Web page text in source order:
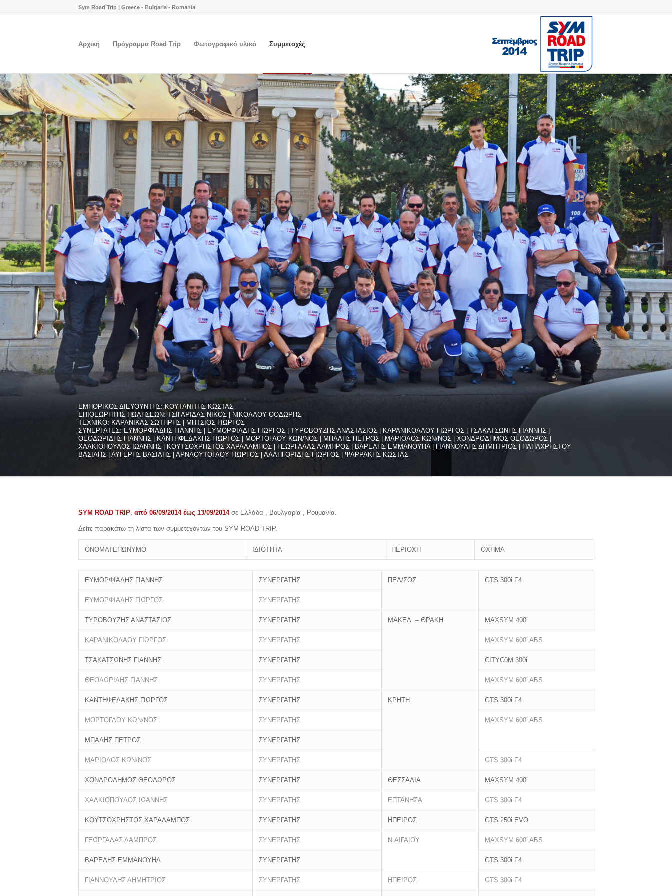
Sym Road Trip | Greece - Bulgaria - Romania
Αρχική Πρόγραμμα Road Trip Φωτογραφικό υλικό Συμμετοχές
ΕΜΠΟΡΙΚΟΣ ΔΙΕΥΘΥΝΤΗΣ: ΚΟΥΤΑΝΙΤΗΣ ΚΩΣΤΑΣ
ΕΠΙΘΕΩΡΗΤΗΣ ΠΩΛΗΣΕΩΝ: ΤΣΙΓΑΡΙΔΑΣ ΝΙΚΟΣ | ΝΙΚΟΛΑΟΥ ΘΟΔΩΡΗΣ
ΤΕΧΝΙΚΟ: ΚΑΡΑΝΙΚΑΣ ΣΩΤΗΡΗΣ | ΜΗΤΣΙΟΣ ΓΙΩΡΓΟΣ
ΣΥΝΕΡΓΑΤEΣ: ΕΥΜΟΡΦΙΑΔΗΣ ΓΙΑΝΝΗΣ | ΕΥΜΟΡΦΙΑΔΗΣ ΓΙΩΡΓΟΣ | ΤΥΡΟΒΟΥΖΗΣ ΑΝΑΣΤΑΣΙΟΣ | ΚΑΡΑΝΙΚΟΛΑΟΥ ΓΙΩΡΓΟΣ | ΤΣΑΚΑΤΣΩΝΗΣ ΓΙΑΝΝΗΣ |
ΘΕΟΔΩΡΙΔΗΣ ΓΙΑΝΝΗΣ | ΚΑΝΤΗΦΕΔΑΚΗΣ ΓΙΩΡΓΟΣ | ΜΟΡΤΟΓΛΟΥ ΚΩΝ/ΝΟΣ | ΜΠΑΛΗΣ ΠΕΤΡΟΣ | ΜΑΡΙΟΛΟΣ ΚΩΝ/ΝΟΣ | ΧΟΝΔΡΟΔΗΜΟΣ ΘΕΟΔΩΡΟΣ |
ΧΑΛΚΙΟΠΟΥΛΟΣ ΙΩΑΝΝΗΣ | ΚΟΥΤΣΟΧΡΗΣΤΟΣ ΧΑΡΑΛΑΜΠΟΣ | ΓΕΩΡΓΑΛΑΣ ΛΑΜΠΡΟΣ | ΒΑΡΕΛΗΣ ΕΜΜΑΝΟΥΗΛ | ΓΙΑΝΝΟΥΛΗΣ ΔΗΜΗΤΡΙΟΣ | ΠΑΠΑΧΡΗΣΤΟΥ
ΒΑΣΙΛΗΣ | ΑΥΓΕΡΗΣ ΒΑΣΙΛΗΣ | ΑΡΝΑΟΥΤΟΓΛΟΥ ΓΙΩΡΓΟΣ | ΑΛΛΗΓΟΡΙΔΗΣ ΓΙΩΡΓΟΣ | ΨΑΡΡΑΚΗΣ ΚΩΣΤΑΣ
SYM ROAD TRIP, από 06/09/2014 έως 13/09/2014σε Ελλάδα , Βουλγαρία , Ρουμανία.
Δείτε παρακάτω τη λίστα των συμμετεχόντων του SYM ROAD TRIP.
ΟΝΟΜΑΤΕΠΩΝΥΜΟ ΙΔΙΟΤΗΤΑ ΠΕΡΙΟΧΗ OXHMA
ΕΥΜΟΡΦΙΑΔΗΣ ΓΙΑΝΝΗΣ ΣΥΝΕΡΓΑΤΗΣ ΠΕΛ/ΣΟΣ GTS 300i F4
ΕΥΜΟΡΦΙΑΔΗΣ ΓΙΩΡΓΟΣ ΣΥΝΕΡΓΑΤΗΣ
ΤΥΡΟΒΟΥΖΗΣ ΑΝΑΣΤΑΣΙΟΣ ΣΥΝΕΡΓΑΤΗΣ ΜΑΚΕΔ. – ΘΡΑΚΗ MAXSYM 400i
ΚΑΡΑΝΙΚΟΛΑΟΥ ΓΙΩΡΓΟΣ ΣΥΝΕΡΓΑΤΗΣ MAXSYM 600i ABS
ΤΣΑΚΑΤΣΩΝΗΣ ΓΙΑΝΝΗΣ ΣΥΝΕΡΓΑΤΗΣ CITYC0M 300i
ΘΕΟΔΩΡΙΔΗΣ ΓΙΑΝΝΗΣ ΣΥΝΕΡΓΑΤΗΣ MAXSYM 600i ABS
ΚΑΝΤΗΦΕΔΑΚΗΣ ΓΙΩΡΓΟΣ ΣΥΝΕΡΓΑΤΗΣ ΚΡΗΤΗ GTS 300i F4
ΜΟΡΤΟΓΛΟΥ ΚΩΝ/ΝΟΣ ΣΥΝΕΡΓΑΤΗΣ MAXSYM 600i ABS
ΜΠΑΛΗΣ ΠΕΤΡΟΣ ΣΥΝΕΡΓΑΤΗΣ
ΜΑΡΙΟΛΟΣ ΚΩΝ/ΝΟΣ ΣΥΝΕΡΓΑΤΗΣ GTS 300i F4
ΧΟΝΔΡΟΔΗΜΟΣ ΘΕΟΔΩΡΟΣ ΣΥΝΕΡΓΑΤΗΣ ΘΕΣΣΑΛΙΑ MAXSYM 400i
ΧΑΛΚΙΟΠΟΥΛΟΣ ΙΩΑΝΝΗΣ ΣΥΝΕΡΓΑΤΗΣ ΕΠΤΑΝΗΣΑ GTS 300i F4
ΚΟΥΤΣΟΧΡΗΣΤΟΣ ΧΑΡΑΛΑΜΠΟΣ ΣΥΝΕΡΓΑΤΗΣ ΗΠΕΙΡΟΣ GTS 250i EVO
ΓΕΩΡΓΑΛΑΣ ΛΑΜΠΡΟΣ ΣΥΝΕΡΓΑΤΗΣ Ν.ΑΙΓΑΙΟΥ MAXSYM 600i ABS
ΒΑΡΕΛΗΣ ΕΜΜΑΝΟΥΗΛ ΣΥΝΕΡΓΑΤΗΣ GTS 300i F4
ΓΙΑΝΝΟΥΛΗΣ ΔΗΜΗΤΡΙΟΣ ΣΥΝΕΡΓΑΤΗΣ ΗΠΕΙΡΟΣ GTS 300i F4